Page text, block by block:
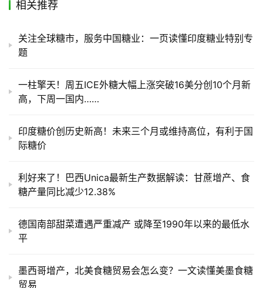
销
运
相关推荐
关注全球糖市，服务中国糖业：一页读懂印度糖业特别专
题
一柱擎天！周五ICE外糖大幅上涨突破16美分创10个月新
高，下周一国内……
印度糖价创历史新高！未来三个月或维持高位，有利于国
际糖价
利好来了！巴西Unica最新生产数据解读：甘蔗增产、食
糖产量同比减少12.38%
德国南部甜菜遭遇严重减产 或降至1990年以来的最低水
平
墨西哥增产，北美食糖贸易会怎么变？一文读懂美墨食糖
贸易